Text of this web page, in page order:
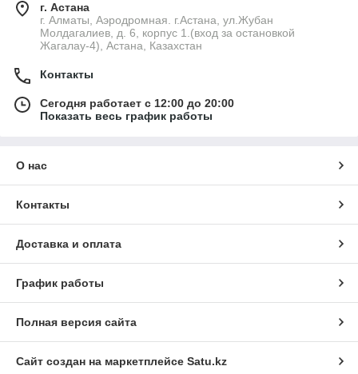
г. Астана
г. Алматы, Аэродромная. г.Астана, ул.Жубан
Молдагалиев, д. 6, корпус 1.(вход за остановкой
Жагалау-4), Астана, Казахстан
Контакты
Сегодня работает с 12:00 до 20:00
Показать весь график работы
О нас
Контакты
Доставка и оплата
График работы
Полная версия сайта
Сайт создан на маркетплейсе Satu.kz